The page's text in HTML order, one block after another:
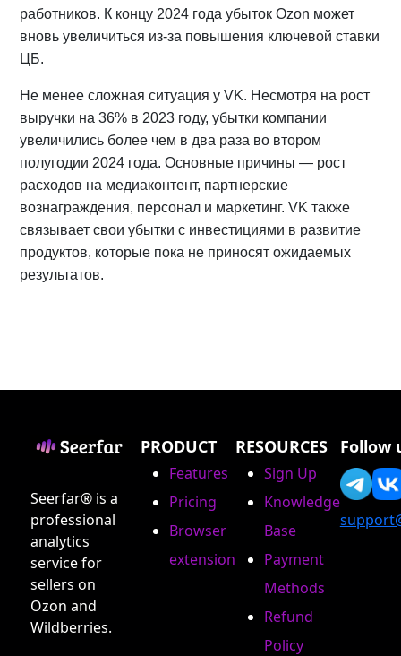
работников. К концу 2024 года убыток Ozon может
вновь увеличиться из-за повышения ключевой ставки
ЦБ.
Не менее сложная ситуация у VK. Несмотря на рост
выручки на 36% в 2023 году, убытки компании
увеличились более чем в два раза во втором
полугодии 2024 года. Основные причины — рост
расходов на медиаконтент, партнерские
вознаграждения, персонал и маркетинг. VK также
связывает свои убытки с инвестициями в развитие
продуктов, которые пока не приносят ожидаемых
результатов.
Seerfar® is a
professional
analytics
service for
sellers on
Ozon and
Wildberries.
PRODUCT
Features
Pricing
Browser
extension
RESOURCES
Sign Up
Knowledge
Base
Payment
Methods
Refund
Policy
Follow